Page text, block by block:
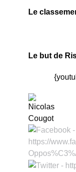
Le
Le but de